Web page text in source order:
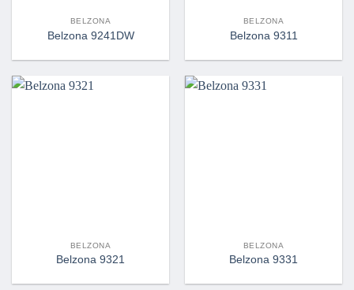
BELZONA
Belzona 9241DW
BELZONA
Belzona 9311
BELZONA
Belzona 9321
BELZONA
Belzona 9331